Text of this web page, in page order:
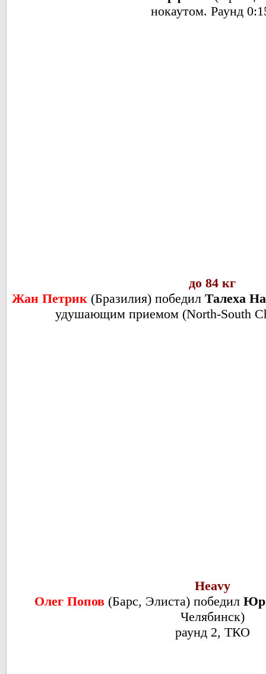
нокаутом. Раунд
до 84 кг
Жан Петрик (Бразилия) победилТалеха
удушающим приемом (North-South
Heavy
Олег Попов (Барс, Элиста) победил
Челябинск)
раунд 2, ТКО